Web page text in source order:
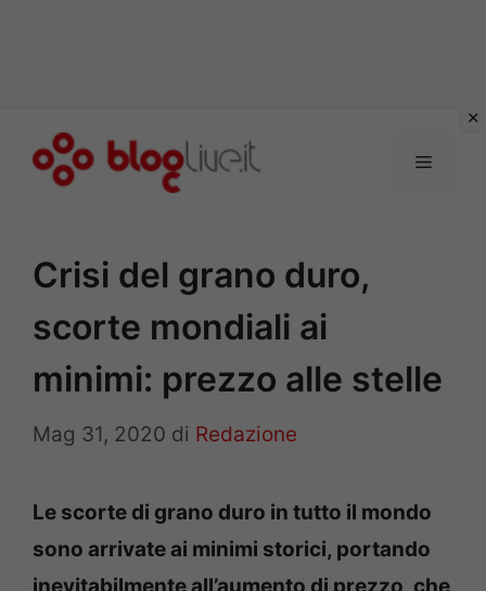
Menu
Crisi del grano duro,
scorte mondiali ai
minimi: prezzo alle stelle
Mag 31, 2020 di Redazione
Le scorte di grano duro in tutto il mondo
sono arrivate ai minimi storici, portando
inevitabilmente all’aumento di prezzo, che